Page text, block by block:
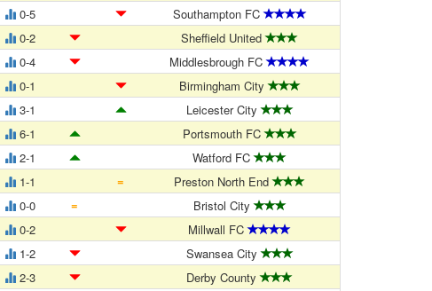
0-5
Southampton FC
0-2
Sheffield United
0-4
Middlesbrough FC
0-1
Birmingham City
3-1
Leicester City
6-1
Portsmouth FC
2-1
Watford FC
1-1
=
Preston North End
0-0
=
Bristol City
0-2
Millwall FC
1-2
Swansea City
2-3
Derby County